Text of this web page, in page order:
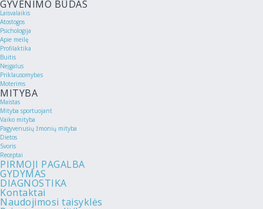
GYVENIMO BŪDAS
Laisvalaikis
Atostogos
Psichologija
Apie meilę
Profilaktika
Buitis
Neįgalus
Priklausomybės
Moterims
MITYBA
Maistas
Mityba sportuojant
Vaiko mityba
Pagyvenusių žmonių mityba
Dietos
Svoris
Receptai
PIRMOJI PAGALBA
GYDYMAS
DIAGNOSTIKA
Kontaktai
Naudojimosi taisyklės